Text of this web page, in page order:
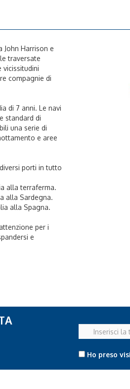
John Harrison e
traversate
compagnie di
di 7 anni. Le navi
standard di
una serie di
e aree
porti in tutto
alla terraferma.
alla Sardegna.
alla Spagna.
per i
e
Inserisci
la
emailHo preso